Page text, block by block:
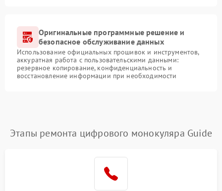
Оригинальные программные решение и
безопасное обслуживание данных
Использование официальных прошивок и инструментов,
аккуратная работа с пользовательскими данными:
резервное копирование, конфиденциальность и
восстановление информации при необходимости
Этапы ремонта цифрового монокуляра Guide